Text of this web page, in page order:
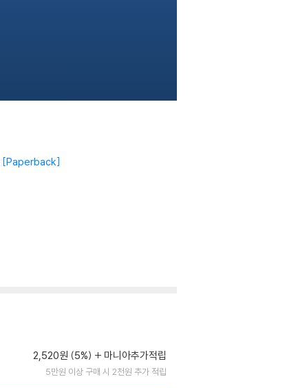
Paperback
2,520원 (5%) 마니아추가적립
5만원 이상 구매 시 2천원 추가 적립